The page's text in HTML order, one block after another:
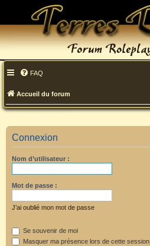
FAQ
Accueil du forum
Connexion
Nom d’utilisateur :
Mot de passe :
J’ai oublié mon mot de passe
Se souvenir de moi
Masquer ma présence lors de cette session